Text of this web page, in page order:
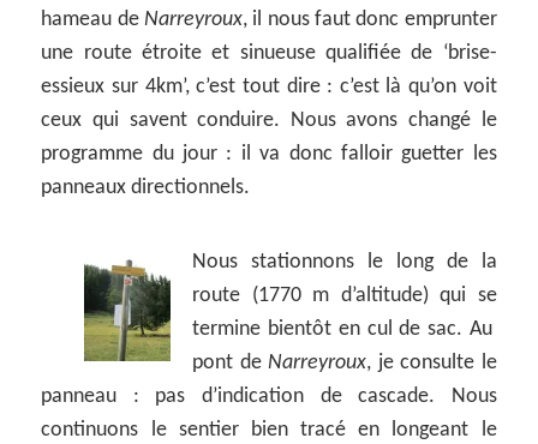
hameau deNarreyroux, il nous faut donc emprunter
une route étroite et sinueuse qualifiée de ‘brise-
essieux sur 4km’, c’est tout dire : c’est là qu’on voit
ceux qui savent conduire. Nous avons changé le
programme du jour : il va donc falloir guetter les
panneaux directionnels.
Nous stationnons le long de la
route (1770 m d’altitude) qui se
termine bientôt en cul de sac. Au
pont deNarreyroux, je consulte le
panneau : pas d’indication de cascade. Nous
continuons le sentier bien tracé en longeant le